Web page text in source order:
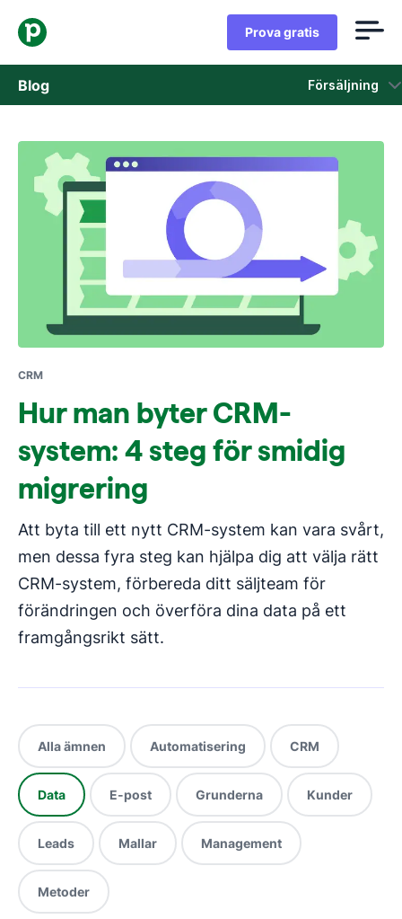
Prova gratis
Blog Försäljning
Försäljning
Marknadsföring
Produkt uppdateringar
Fallstudier
Öppnas i ett nytt fönster
CRM
Hur man byter CRM-
system: 4 steg för smidig
migrering
Att byta till ett nytt CRM-system kan vara svårt,
men dessa fyra steg kan hjälpa dig att välja rätt
CRM-system, förbereda ditt säljteam för
förändringen och överföra dina data på ett
framgångsrikt sätt.
Alla ämnen Automatisering CRM
Data E-post Grunderna Kunder
Leads Mallar Management
Metoder